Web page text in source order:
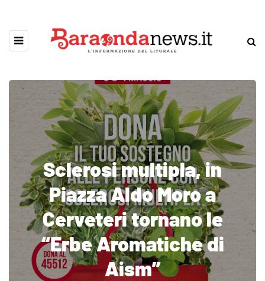
Sclerosi multipla, in
Piazza Aldo Moro a
Cerveteri tornano le
“Erbe Aromatiche di
Aism”